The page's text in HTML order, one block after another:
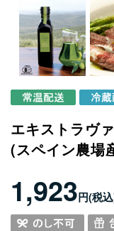
エキストラヴ
(スペイン農場
1,923円